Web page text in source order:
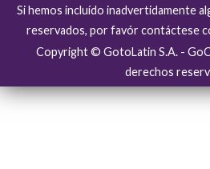
Si hemos incluído inadvertidamente
reservados, por favór contáctese
Copyright © GotoLatin S.A. -
derechos